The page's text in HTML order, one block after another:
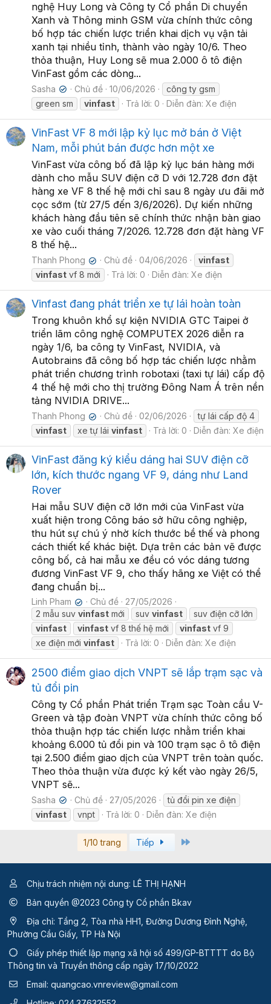
nghệ Huy Long và Công ty Cổ phần Di chuyển
Xanh và Thông minh GSM vừa chính thức công
bố hợp tác chiến lược triển khai dịch vụ vận tải
xanh tại nhiều tỉnh, thành vào ngày 10/6. Theo
thỏa thuận, Huy Long sẽ mua 2.000 ô tô điện
VinFast gồm các dòng...
Sasha ✔ Chủ đề 10/06/2026
công ty gsm
green sm
vinfast Trả lời: 0 Diễn đàn: Xe điện
VinFast VF 8 mới lập kỷ lục mở bán ở Việt
Nam, mỗi phút bán được hơn một xe
VinFast vừa công bố đã lập kỷ lục bán hàng mới
dành cho mẫu SUV điện cỡ D với 12.728 đơn đặt
hàng xe VF 8 thế hệ mới chỉ sau 8 ngày ưu đãi mở
cọc sớm (từ 27/5 đến 3/6/2026). Dự kiến những
khách hàng đầu tiên sẽ chính thức nhận bàn giao
xe vào cuối tháng 7/2026. 12.728 đơn đặt hàng VF
8 thế hệ...
Thanh Phong ✔ Chủ đề 04/06/2026
vinfast
vinfast vf 8 mới Trả lời: 0 Diễn đàn: Xe điện
Vinfast đang phát triển xe tự lái hoàn toàn
Trong khuôn khổ sự kiện NVIDIA GTC Taipei ở
triển lãm công nghệ COMPUTEX 2026 diễn ra
ngày 1/6, ba công ty VinFast, NVIDIA, và
Autobrains đã công bố hợp tác chiến lược nhằm
phát triển chương trình robotaxi (taxi tự lái) cấp độ
4 thế hệ mới cho thị trường Đông Nam Á trên nền
tảng NVIDIA DRIVE...
Thanh Phong ✔ Chủ đề 02/06/2026
tự lái cấp độ 4
vinfast
xe tự lái vinfast Trả lời: 0 Diễn đàn: Xe điện
VinFast đăng ký kiểu dáng hai SUV điện cỡ
lớn, kích thước ngang VF 9, dáng như Land
Rover
Hai mẫu SUV điện cỡ lớn mới của VinFast vừa
xuất hiện trong Công báo sở hữu công nghiệp,
thu hút sự chú ý nhờ kích thước bề thế và phong
cách thiết kế khác biệt. Dựa trên các bản vẽ được
công bố, cả hai mẫu xe đều có vóc dáng tương
đương VinFast VF 9, cho thấy hãng xe Việt có thể
đang chuẩn bị...
Linh Pham ✔ Chủ đề
27/05/2026
2 mẫu suv vinfast mới suv vinfast
suv điện cỡ lớn
vinfast
vinfast vf 8 thế hệ mới vinfast vf 9
xe điện mới vinfast Trả lời: 0 Diễn đàn: Xe điện
2500 điểm giao dịch VNPT sẽ lắp trạm sạc và
tủ đổi pin
Công ty Cổ phần Phát triển Trạm sạc Toàn cầu V-
Green và tập đoàn VNPT vừa chính thức công bố
thỏa thuận hợp tác chiến lược nhằm triển khai
khoảng 6.000 tủ đổi pin và 100 trạm sạc ô tô điện
tại 2.500 điểm giao dịch của VNPT trên toàn quốc.
Theo thỏa thuận vừa được ký kết vào ngày 26/5,
VNPT sẽ...
Sasha ✔ Chủ đề 27/05/2026
tủ đổi pin xe điện
vinfast
vnpt Trả lời: 0 Diễn đàn: Xe điện
1/10 trang Tiếp
Chịu trách nhiệm nội dung: LÊ THỊ HẠNH
Bản quyền @2023 Công ty Cổ phần Bkav
Địa chỉ: Tầng 2, Tòa nhà HH1, Đường Dương Đình Nghệ,
Phường Cầu Giấy, TP Hà Nội
Giấy phép thiết lập mạng xã hội số 499/GP-BTTTT do Bộ
Thông tin và Truyền thông cấp ngày 17/10/2022
Email: quangcao.vnreview@gmail.com